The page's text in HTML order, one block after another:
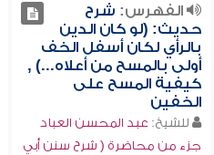
الفهرس: شرح
حديث: (لو كان الدين
بالرأي لكان أسفل الخف
أولى بالمسح من أعلاه...) ,
كيفية المسح على
الخفين
للشيخ: عبد المحسن العباد
جزء من محاضرة ( شرح سنن أبي